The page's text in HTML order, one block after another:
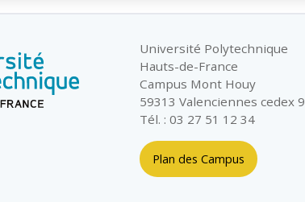
Université Polytechnique
Hauts-de-France
Campus Mont Houy
59313 Valenciennes cedex 9
Tél. : 03 27 51 12 34
Plan des Campus